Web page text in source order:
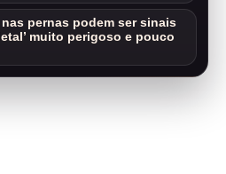
pernas podem ser sinais
muito perigoso e pouco